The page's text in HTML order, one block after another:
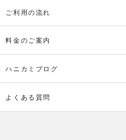
ご利用の流れ
料金のご案内
ハニカミブログ
よくある質問